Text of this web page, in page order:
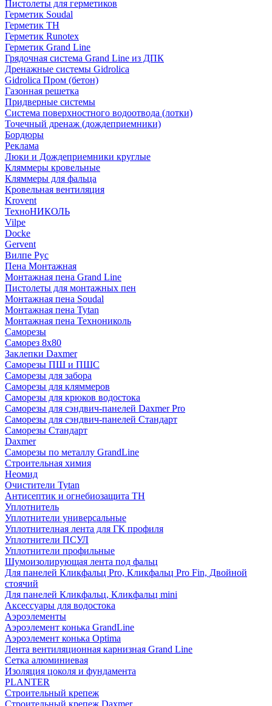
Пистолеты для герметиков
Герметик Soudal
Герметик ТН
Герметик Runotex
Герметик Grand Line
Грядочная система Grand Line из ДПК
Дренажные системы Gidrolica
Gidrolica Пром (бетон)
Газонная решетка
Придверные системы
Система поверхностного водоотвода (лотки)
Точечный дренаж (дождеприемники)
Бордюры
Рекламa
Люки и Дождеприемники круглые
Кляммеры кровельные
Кляммеры для фальца
Кровельная вентиляция
Krovent
ТехноНИКОЛЬ
Vilpe
Docke
Gervent
Вилпе Рус
Пена Монтажнaя
Монтажная пена Grand Linе
Пистолеты для монтажных пен
Монтажная пена Soudal
Монтажная пена Tytan
Монтажная пена Технониколь
Саморезы
Саморез 8х80
Заклепки Daxmer
Саморезы ПШ и ПШС
Саморезы для забора
Саморезы для кляммеров
Саморезы для крюков водостока
Саморезы для сэндвич-панелей Daxmer Pro
Саморезы для сэндвич-панелей Стандарт
Саморезы Стандарт
Daxmer
Саморезы по металлу GrandLine
Строительная химия
Неомид
Очистители Tytan
Антисептик и огнебиозащита ТН
Уплотнитель
Уплотнители универсальные
Уплотнителная лента для ГК профиля
Уплотнители ПСУЛ
Уплотнители профильные
Шумоизолирующая лента под фальц
Для панелей Кликфальц Pro, Кликфальц Pro Fin, Двойной
стоячий
Для панелей Кликфальц, Кликфальц mini
Аксессуары для водостока
Аэроэлементы
Аэроэлемент конька GrandLine
Аэроэлемент конька Optima
Лента вентиляционная карнизная Grand Line
Сетка алюминиевая
Изоляция цоколя и фундамента
PLANTER
Строительный крепеж
Строительный крепеж Daxmer